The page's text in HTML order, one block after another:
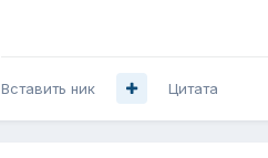
Вставить ник Цитата